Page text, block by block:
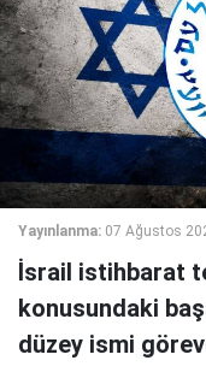
Yayınlanma: 07 Ağustos
İsrail istihbarat
konusundaki
düzey ismi